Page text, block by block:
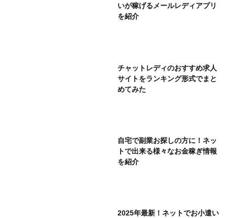
いが稼げるメールレディアプリ
を紹介
チャットレディのおすすめ求人
サイトをランキング形式でまと
めてみた
自宅で副業お探しの方に！ネッ
トで出来る様々なお金稼ぎ情報
を紹介
2025年最新！ネットでお小遣い